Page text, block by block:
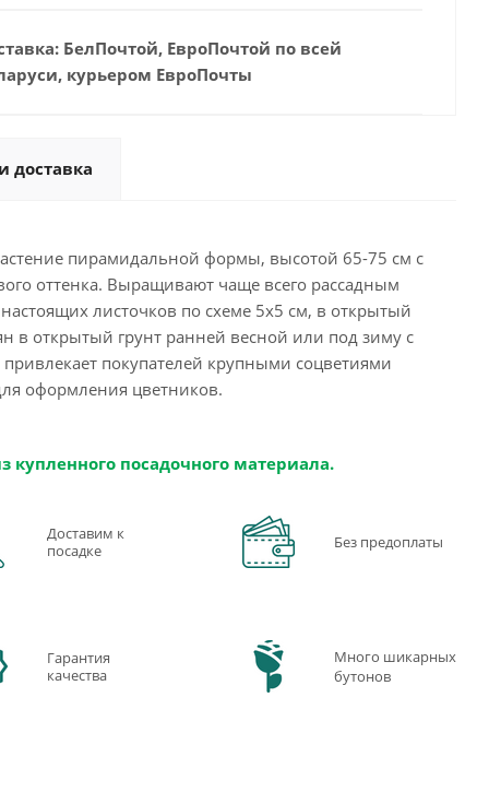
БелПочтой, ЕвроПочтой по всей
курьером ЕвроПочты
доставка
пирамидальной формы, высотой 65-75 см с
оттенка. Выращивают чаще всего рассадным
листочков по схеме 5х5 см, в открытый
в открытый грунт ранней весной или под зиму с
покупателей крупными соцветиями
оформления цветников.
купленного посадочного материала.
Доставим к
посадке
Без предоплаты
Гарантия
качества
Много шикарных
бутонов